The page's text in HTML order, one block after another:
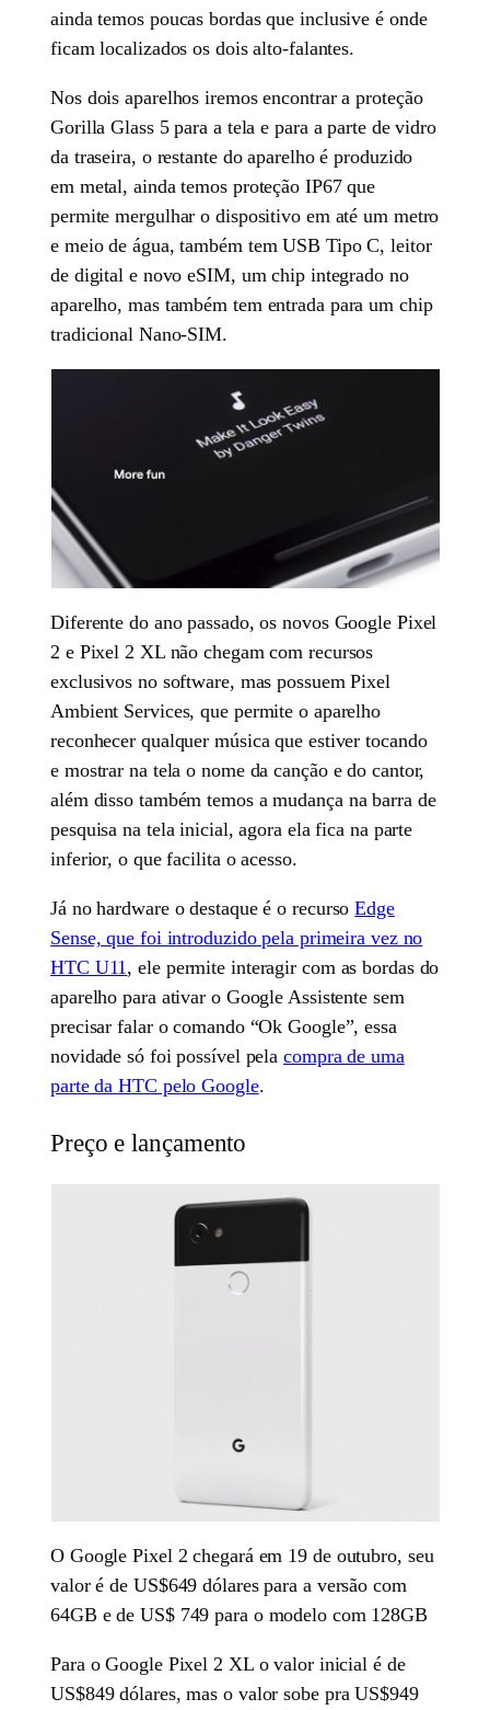
ainda temos poucas bordas que inclusive é onde
ficam localizados os dois alto-falantes.
Nos dois aparelhos iremos encontrar a proteção
Gorilla Glass 5 para a tela e para a parte de vidro
da traseira, o restante do aparelho é produzido
em metal, ainda temos proteção IP67 que
permite mergulhar o dispositivo em até um metro
e meio de água, também tem USB Tipo C, leitor
de digital e novo eSIM, um chip integrado no
aparelho, mas também tem entrada para um chip
tradicional Nano-SIM.
Diferente do ano passado, os novos Google Pixel
2 e Pixel 2 XL não chegam com recursos
exclusivos no software, mas possuem Pixel
Ambient Services, que permite o aparelho
reconhecer qualquer música que estiver tocando
e mostrar na tela o nome da canção e do cantor,
além disso também temos a mudança na barra de
pesquisa na tela inicial, agora ela fica na parte
inferior, o que facilita o acesso.
Já no hardware o destaque é o recursoEdge
Sense, que foi introduzido pela primeira vez no
HTC U11, ele permite interagir com as bordas do
aparelho para ativar o Google Assistente sem
precisar falar o comando “Ok Google”, essa
novidade só foi possível pelacompra de uma
parte da HTC pelo Google.
Preço e lançamento
O Google Pixel 2 chegará em 19 de outubro, seu
valor é de US$649 dólares para a versão com
64GB e de US$ 749 para o modelo com 128GB
Para o Google Pixel 2 XL o valor inicial é de
US$849 dólares, mas o valor sobe pra US$949